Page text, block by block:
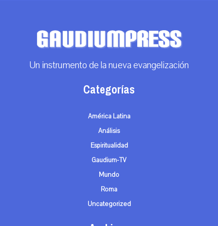
Un instrumento de la nueva evangelización
Categorías
América Latina
Análisis
Espiritualidad
Gaudium-TV
Mundo
Roma
Uncategorized